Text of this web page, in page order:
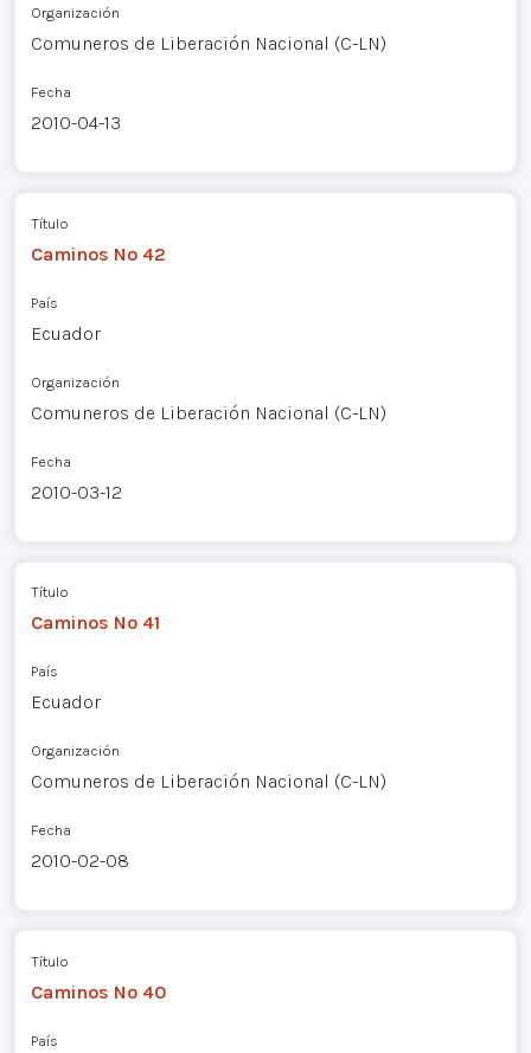
Organización
Comuneros de Liberación Nacional (C-LN)
Fecha
2010-04-13
Título
Caminos Nº 42
País
Ecuador
Organización
Comuneros de Liberación Nacional (C-LN)
Fecha
2010-03-12
Título
Caminos Nº 41
País
Ecuador
Organización
Comuneros de Liberación Nacional (C-LN)
Fecha
2010-02-08
Título
Caminos Nº 40
País